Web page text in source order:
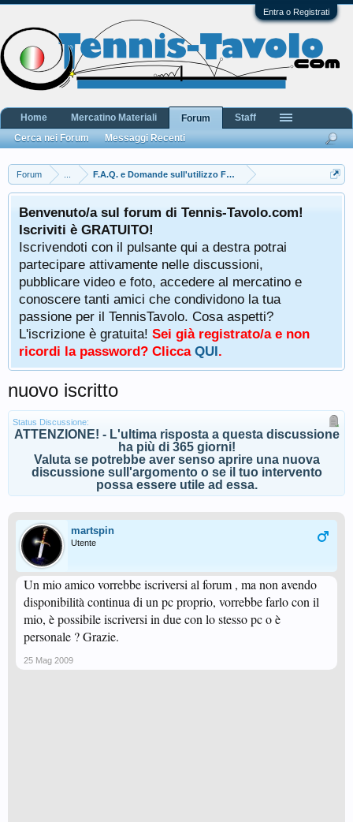
Entra o Registrati
Forum F.A.Q. e Domande sull'utilizzo Forum
Benvenuto/a sul forum di Tennis-Tavolo.com!
Iscriviti è GRATUITO!
Iscrivendoti con il pulsante qui a destra potrai
partecipare attivamente nelle discussioni,
pubblicare video e foto, accedere al mercatino e
conoscere tanti amici che condividono la tua
passione per il TennisTavolo. Cosa aspetti?
L'iscrizione è gratuita! Sei già registrato/a e non
ricordi la password? Clicca QUI.
nuovo iscritto
Status Discussione:
ATTENZIONE! - L'ultima risposta a questa discussione
ha più di 365 giorni!
Valuta se potrebbe aver senso aprire una nuova
discussione sull'argomento o se il tuo intervento
possa essere utile ad essa.
martspin
Utente
Un mio amico vorrebbe iscriversi al forum , ma non avendo
disponibilità continua di un pc proprio, vorrebbe farlo con il
mio, è possibile iscriversi in due con lo stesso pc o è
personale ? Grazie.
25 Mag 2009
Home Mercatino Materiali
Forum
Cerca nei Forum
Messaggi Recenti
Staff